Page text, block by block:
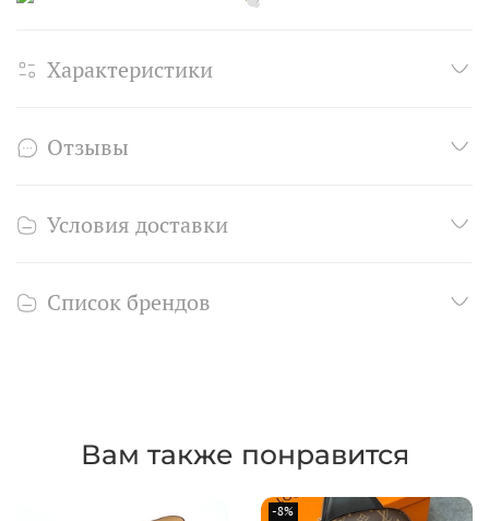
Характеристики
Отзывы
Условия доставки
Список брендов
Вам также понравится
-8%